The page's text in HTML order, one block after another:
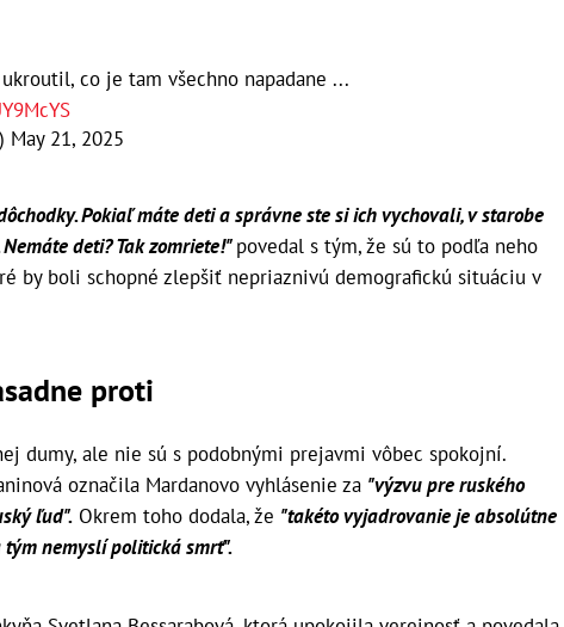
co je tam všechno napadane ...
May 21, 2025
Pokiaľ máte deti a správne ste si ich vychovali, v starobe
deti? Tak zomriete!"povedal s tým, že sú to podľa neho
by boli schopné zlepšiť nepriaznivú demografickú situáciu v
proti
dumy, ale nie sú s podobnými prejavmi vôbec spokojní.
označila Mardanovo vyhlásenie za "výzvu pre ruského
ľud". Okrem toho dodala, že "takéto vyjadrovanie je absolútne
nemyslí politická smrť".